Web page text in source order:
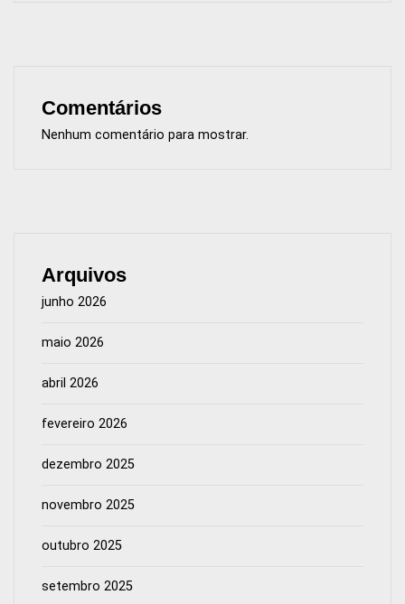
Comentários
Nenhum comentário para mostrar.
Arquivos
junho 2026
maio 2026
abril 2026
fevereiro 2026
dezembro 2025
novembro 2025
outubro 2025
setembro 2025